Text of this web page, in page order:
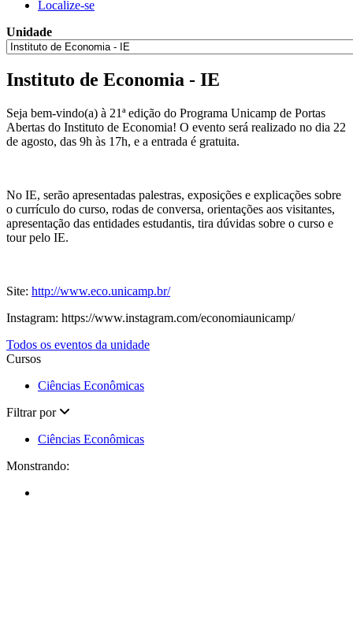
Localize-se
Unidade
Instituto de Economia - IE
Seja bem-vindo(a) à 21ª edição do Programa Unicamp de Portas
Abertas do Instituto de Economia! O evento será realizado no dia 22
de agosto, das 9h às 17h, e a entrada é gratuita.
No IE, serão apresentadas palestras, exposições e explicações sobre
o currículo do curso, rodas de conversa, orientações aos visitantes,
apresentação das entidades estudantis, tira dúvidas sobre o curso e
tour pelo IE.
Site: http://www.eco.unicamp.br/
Instagram: https://www.instagram.com/economiaunicamp/
Todos os eventos da unidade
Cursos
Ciências Econômicas
Filtrar por
Ciências Econômicas
Monstrando: